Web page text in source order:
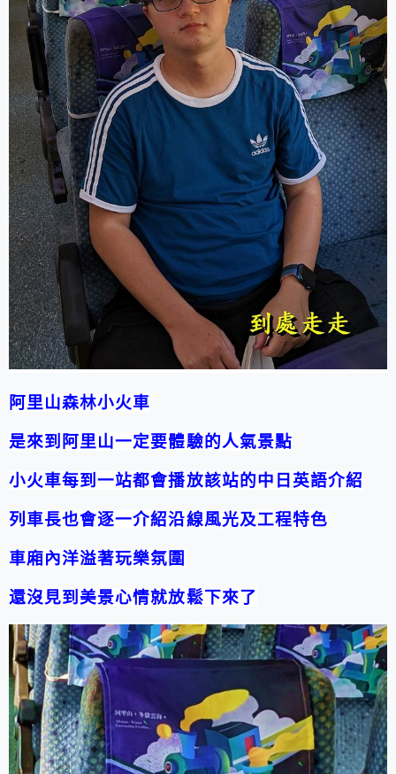
阿里山森林小火車
是來到阿里山一定要體驗的人氣景點
小火車每到一站都會播放該站的中日英語介紹
列車長也會逐一介紹沿線風光及工程特色
車廂內洋溢著玩樂氛圍
還沒見到美景心情就放鬆下來了